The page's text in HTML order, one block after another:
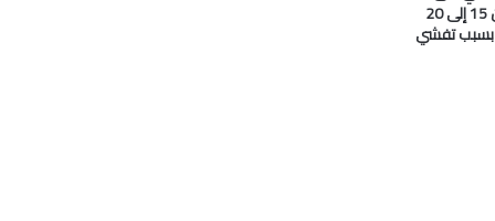
#النفط انخفض من 15 إلى 20
بسبب تفشي